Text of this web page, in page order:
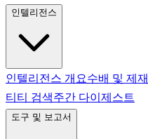
인텔리전스
인텔리전스 개요수배 및 제재
티티 검색주간 다이제스트
도구 및 보고서